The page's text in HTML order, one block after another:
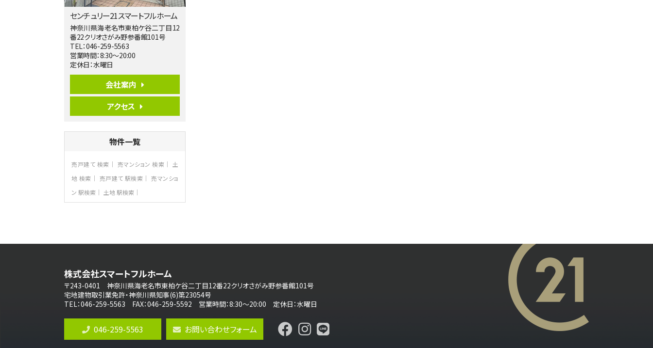
バ19分・歩8分
開放感があり日当たり良好な南西・北西角
地区画。 …
第6位
3,680万円
4ＳＬＤＫ
リビングダイニング部分の床暖房完備 車
並列2台駐…
4ＬＤＫ
さがみ野駅
る広さ…
第8位
3,990万円
4ＬＤＫ
4ＬＤＫ
長後駅
バ11分 ・歩6分
全棟ＬＤＫは16帖の4ＬＤＫ！食器洗い乾燥
機や浴…
4,190万円
センチュリー21スマートフルホーム
神奈川県海老名市東柏ケ谷二丁目12
番22クリオさがみ野参番館101号
TEL：046-259-5563
営業時間：8:30～20:00
定休日：水曜日
会社案内
アクセス
物件一覧
売戸建て 検索 売マンション 検索
土
地 検索
売戸建て 駅検索
売マンショ
ン 駅検索
土地 駅検索
株式会社スマートフルホーム
〒243-0401 神奈川県海老名市東柏ケ谷二丁目12番22クリオさがみ野参番館101号
宅地建物取引業免許・神奈川県知事(6)第23054号
TEL：046-259-5563 FAX：046-259-5592 営業時間：8:30～20:00 定休日：水曜日
046-259-5563 お問い合わせフォーム